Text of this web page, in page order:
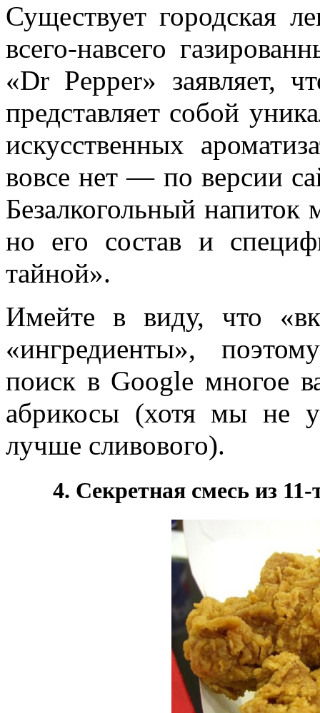
Существует городская
всего-навсего
«Dr Pepper» заявляет,
представляет собой
искусственных
вовсе нет — по версии
Безалкогольный напиток
но его состав и
тайной».
Имейте в виду, что
«ингредиенты»,
поиск в Google многое
абрикосы (хотя мы не
лучше сливового).
4. Секретная смесь из